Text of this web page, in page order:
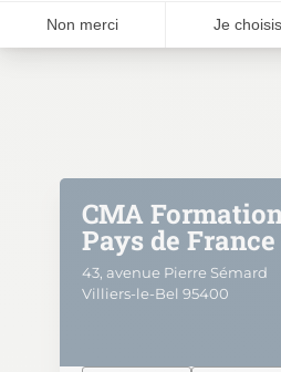
CMA
Pays de France
43, avenue Pierre Sémard
Villiers-le-Bel 95400